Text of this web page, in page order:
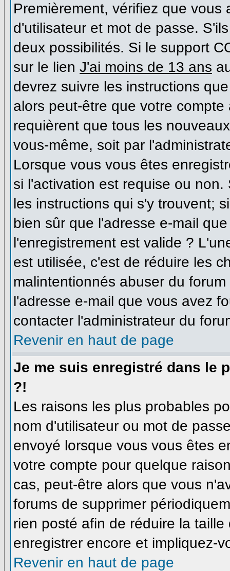
Premièrement, vérifiez que
d'utilisateur et mot de passe.
deux possibilités. Si le support
sur le lien J'ai moins de 13 ans
devrez suivre les instructions
alors peut-être que votre
requièrent que tous les
vous-même, soit par
Lorsque vous vous êtes
si l'activation est requise ou
les instructions qui s'y trouvent;
bien sûr que l'adresse e-mail
l'enregistrement est valide ?
est utilisée, c'est de réduire les
malintentionnés abuser du
l'adresse e-mail que vous avez
contacter l'administrateur du
Revenir en haut de page
Je me suis enregistré dans le
?!
Les raisons les plus probables
nom d'utilisateur ou mot de
envoyé lorsque vous vous êtes
votre compte pour quelque
cas, peut-être alors que vous
forums de supprimer
rien posté afin de réduire la
enregistrer encore et impliquez-
Revenir en haut de page